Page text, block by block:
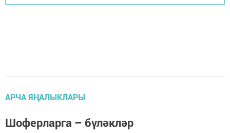
АРЧА ЯҢАЛЫКЛАРЫ
Шоферларга – бүләкләр